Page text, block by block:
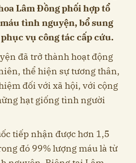
Lâm Đồng phối hợp tổ
tình nguyện, bổ sung
vụ công tác cấp cứu.
đã trở thành hoạt động
thể hiện sự tương thân,
đối với xã hội, với cộng
hạt giống tình người
tiếp nhận được hơn 1,5
đó 99% lượng máu là từ